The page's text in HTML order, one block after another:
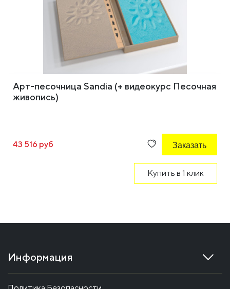
Арт-песочница Sandia (+ видеокурс Песочная
живопись)
43 516 руб Заказать
Купить в 1 клик
Информация